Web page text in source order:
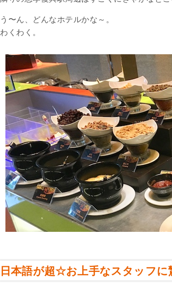
う〜ん、どんなホテルかな～。
わくわく。
日本語が超☆お上手なスタッフに